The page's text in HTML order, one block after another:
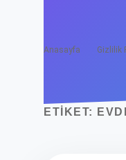
Anasayfa Gizlilik
ETIKET: